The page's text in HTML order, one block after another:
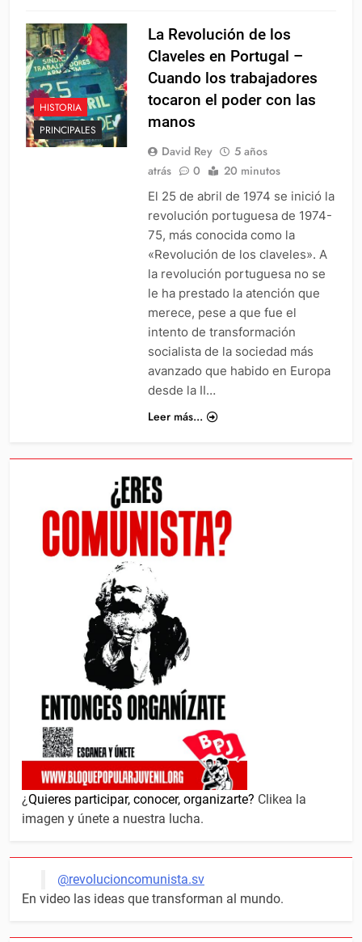
HISTORIA
PRINCIPALES
La Revolución de los
Claveles en Portugal –
Cuando los trabajadores
tocaron el poder con las
manos
David Rey
5 años
atrás
0 20 minutos
El 25 de abril de 1974 se inició la
revolución portuguesa de 1974-
75, más conocida como la
«Revolución de los claveles». A
la revolución portuguesa no se
le ha prestado la atención que
merece, pese a que fue el
intento de transformación
socialista de la sociedad más
avanzado que habido en Europa
desde la II…
Leer más...
¿Quieres participar, conocer, organizarte? Clikea la
imagen y únete a nuestra lucha.
@revolucioncomunista.sv
En video las ideas que transforman al mundo.